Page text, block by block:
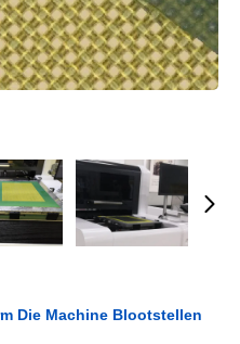
Die Machine Blootstellen